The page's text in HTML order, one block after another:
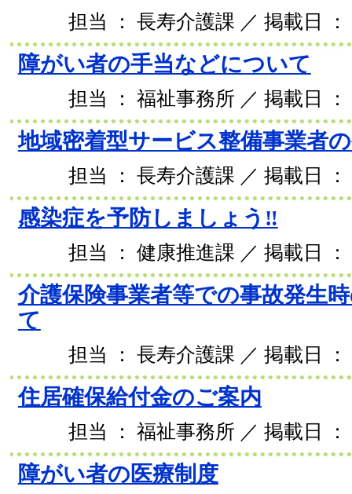
担当 ： 長寿介護課 ／ 掲載日 ：
障がい者の手当などについて
担当 ： 福祉事務所 ／ 掲載日 ：
地域密着型サービス整備事業者
担当 ： 長寿介護課 ／ 掲載日 ：
感染症を予防しましょう‼
担当 ： 健康推進課 ／ 掲載日 ：
介護保険事業者等での事故発生
て
担当 ： 長寿介護課 ／ 掲載日 ：
住居確保給付金のご案内
担当 ： 福祉事務所 ／ 掲載日 ：
障がい者の医療制度